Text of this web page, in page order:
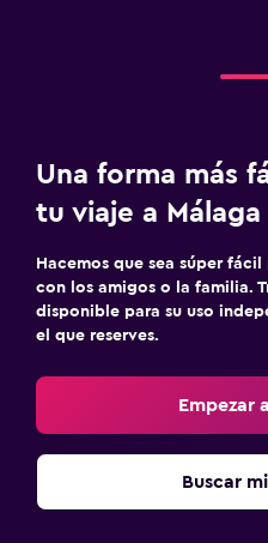
Una forma más
tu viaje a Málaga
Hacemos que sea súper
con los amigos o la familia.
disponible para su uso
el que reserves.
Empezar
Buscar